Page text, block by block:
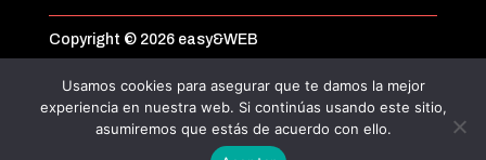
Copyright © 2026 easy&WEB
Aviso legal| Política de privacidad| Cookies
Usamos cookies para asegurar que te damos la mejor
experiencia en nuestra web. Si continúas usando este sitio,
asumiremos que estás de acuerdo con ello.